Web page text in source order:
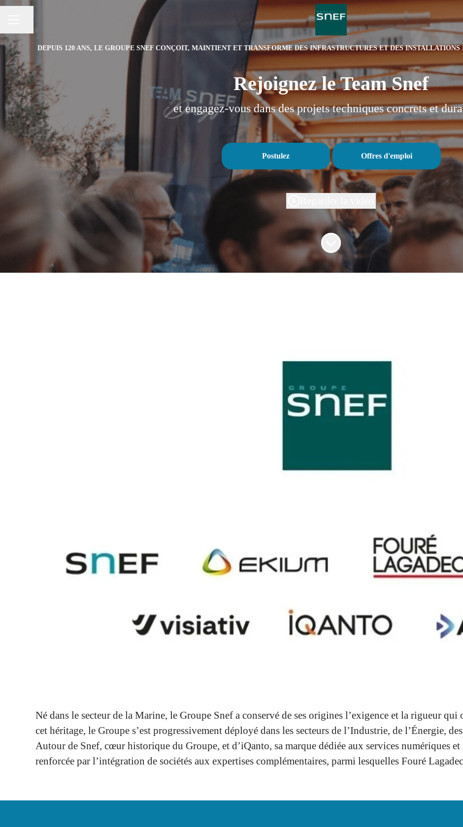
DEPUIS 120 ANS, LE GROUPE SNEF CONÇOIT, MAINTIENT ET TRANSFORME DES INFRASTRUCTURES ET DES
Rejoignez le Team Snef
et engagez-vous dans des projets techniques concrets et
Postulez Offres d'emploi
Faire défiler jusqu'au contenu
Né dans le secteur de la Marine, le Groupe Snef a conservé de ses origines l’exigence et la rigueur
cet héritage, le Groupe s’est progressivement déployé dans les secteurs de l’Industrie, de l’Énergie,
Autour de Snef, cœur historique du Groupe, et d’iQanto, sa marque dédiée aux services numériques et
renforcée par l’intégration de sociétés aux expertises complémentaires, parmi lesquelles Fouré